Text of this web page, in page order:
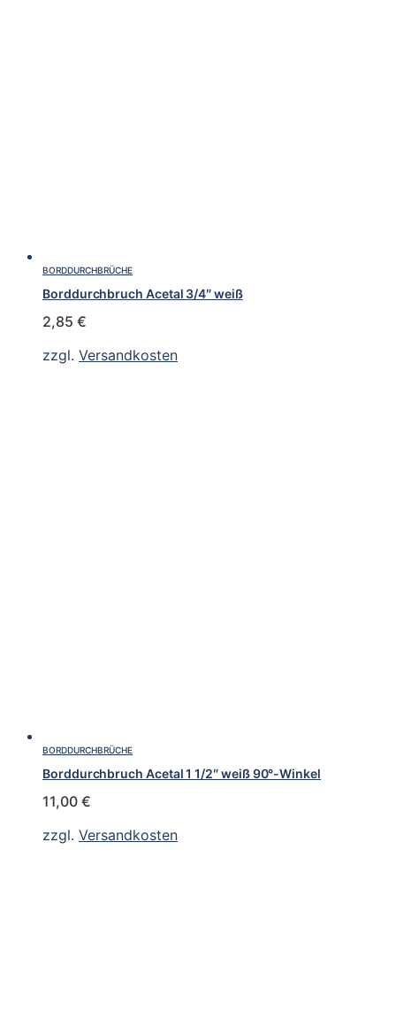
BORDDURCHBRÜCHE
Borddurchbruch Acetal 3/4″ weiß
2,85 €
zzgl. Versandkosten
BORDDURCHBRÜCHE
Borddurchbruch Acetal 1 1/2″ weiß 90°-Winkel
11,00 €
zzgl. Versandkosten